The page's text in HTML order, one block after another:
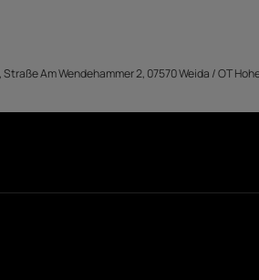
Am Wendehammer 2, 07570 Weida / OT